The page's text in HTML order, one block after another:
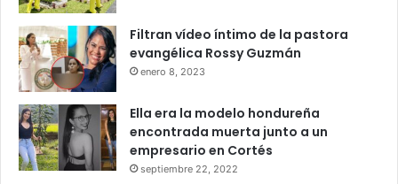
Filtran vídeo íntimo de la pastora
evangélica Rossy Guzmán
enero 8, 2023
Ella era la modelo hondureña
encontrada muerta junto a un
empresario en Cortés
septiembre 22, 2022